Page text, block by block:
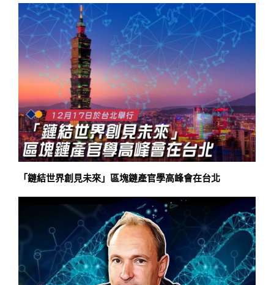
「鏈結世界創見未來」區塊鏈產官學高峰會在台北